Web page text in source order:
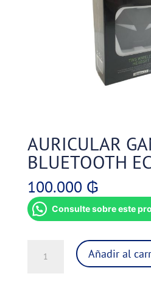
AURICULAR
BLUETOOTH
100.000 ₲
Consulte sobre este
GAMING
Añadir al